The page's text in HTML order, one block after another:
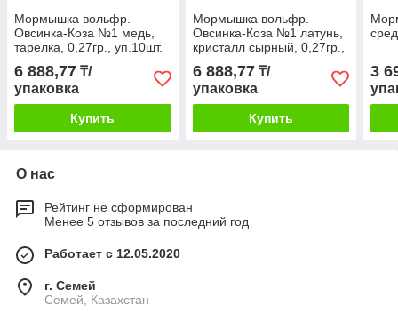
Мормышка вольфр.
Овсинка-Коза №1 медь,
тарелка, 0,27гр., уп.10шт.
6 888,77 ₸/
упаковка
Купить
Мормышка вольфр.
Овсинка-Коза №1 латунь,
кристалл сырный, 0,27гр.,
уп.10шт. (20121)
6 888,77₸/
упаковка
Купить
3
О нас
Рейтинг не сформирован
Менее 5 отзывов за последний год
Работает с 12.05.2020
г. Семей
Семей, Казахстан